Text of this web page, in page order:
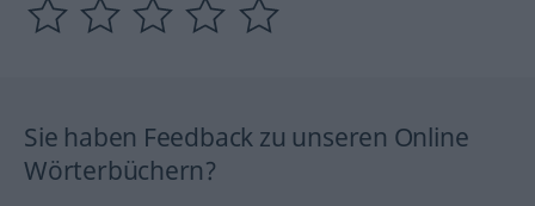
Sie haben Feedback zu unseren Online
Wörterbüchern?